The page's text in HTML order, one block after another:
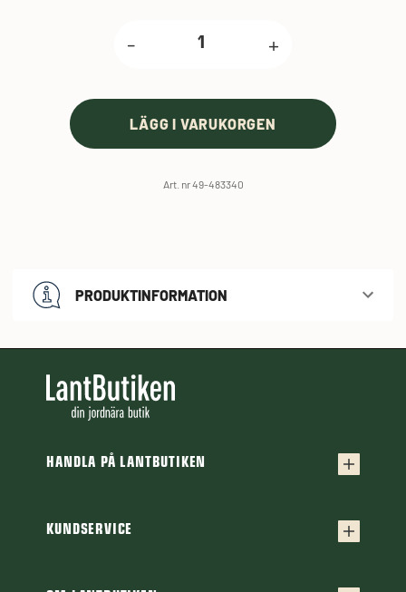
- +
LÄGG I VARUKORGEN
Art. nr 49-483340
PRODUKTINFORMATION
HANDLA PÅ LANTBUTIKEN
Frakt & leverans
KUNDSERVICE